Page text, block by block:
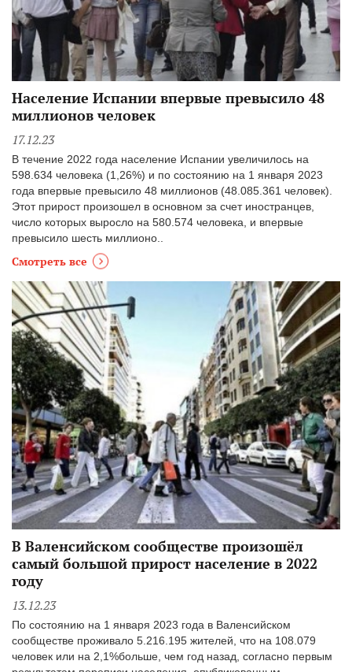
Население Испании впервые превысило 48
миллионов человек
17.12.23
В течение 2022 года население Испании увеличилось на
598.634 человека (1,26%) и по состоянию на 1 января 2023
года впервые превысило 48 миллионов (48.085.361 человек).
Этот прирост произошел в основном за счет иностранцев,
число которых выросло на 580.574 человека, и впервые
превысило шесть миллионо..
Смотреть все
В Валенсийском сообществе произошёл
самый большой прирост население в 2022
году
13.12.23
По состоянию на 1 января 2023 года в Валенсийском
сообществе проживало 5.216.195 жителей, что на 108.079
человек или на 2,1%больше, чем год назад, согласно первым